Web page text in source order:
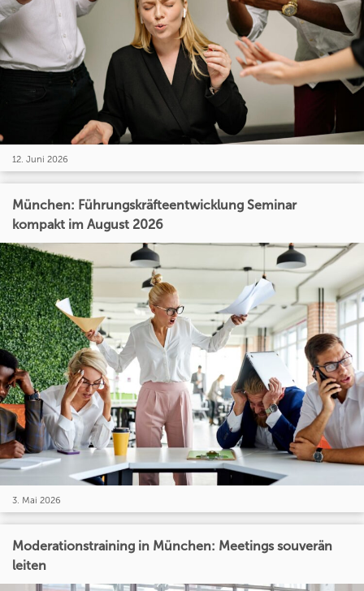
12. Juni 2026
München: Führungskräfteentwicklung Seminar
kompakt im August 2026
3. Mai 2026
Moderationstraining in München: Meetings souverän
leiten